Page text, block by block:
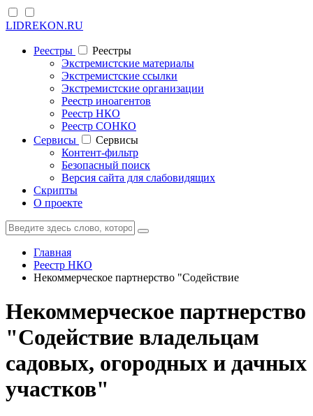
LIDREKON.RU
Реестры
Реестры
Экстремистские материалы
Экстремистские ссылки
Экстремистские организации
Реестр иноагентов
Реестр НКО
Реестр СОНКО
Cервисы
Cервисы
Контент-фильтр
Безопасный поиск
Версия сайта для слабовидящих
Скрипты
О проекте
Главная
Реестр НКО
Некоммерческое партнерство "Содействие
Некоммерческое партнерство
"Содействие владельцам
садовых, огородных и дачных
участков"